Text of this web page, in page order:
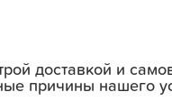
доставкой и
причины нашего